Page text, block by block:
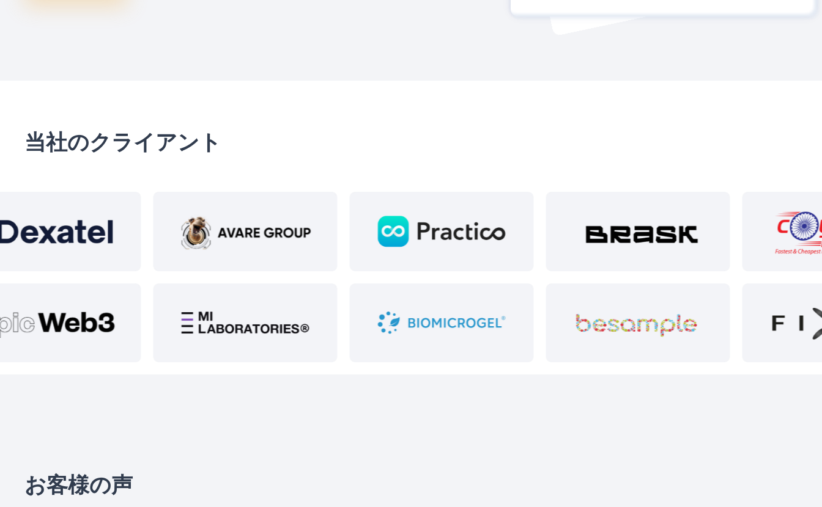
当社のクライアント
お客様の声